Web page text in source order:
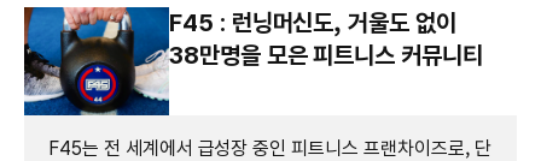
F45 : 런닝머신도, 거울도 없이
38만명을 모은 피트니스 커뮤니티
F45는 전 세계에서 급성장 중인 피트니스 프랜차이즈로, 단